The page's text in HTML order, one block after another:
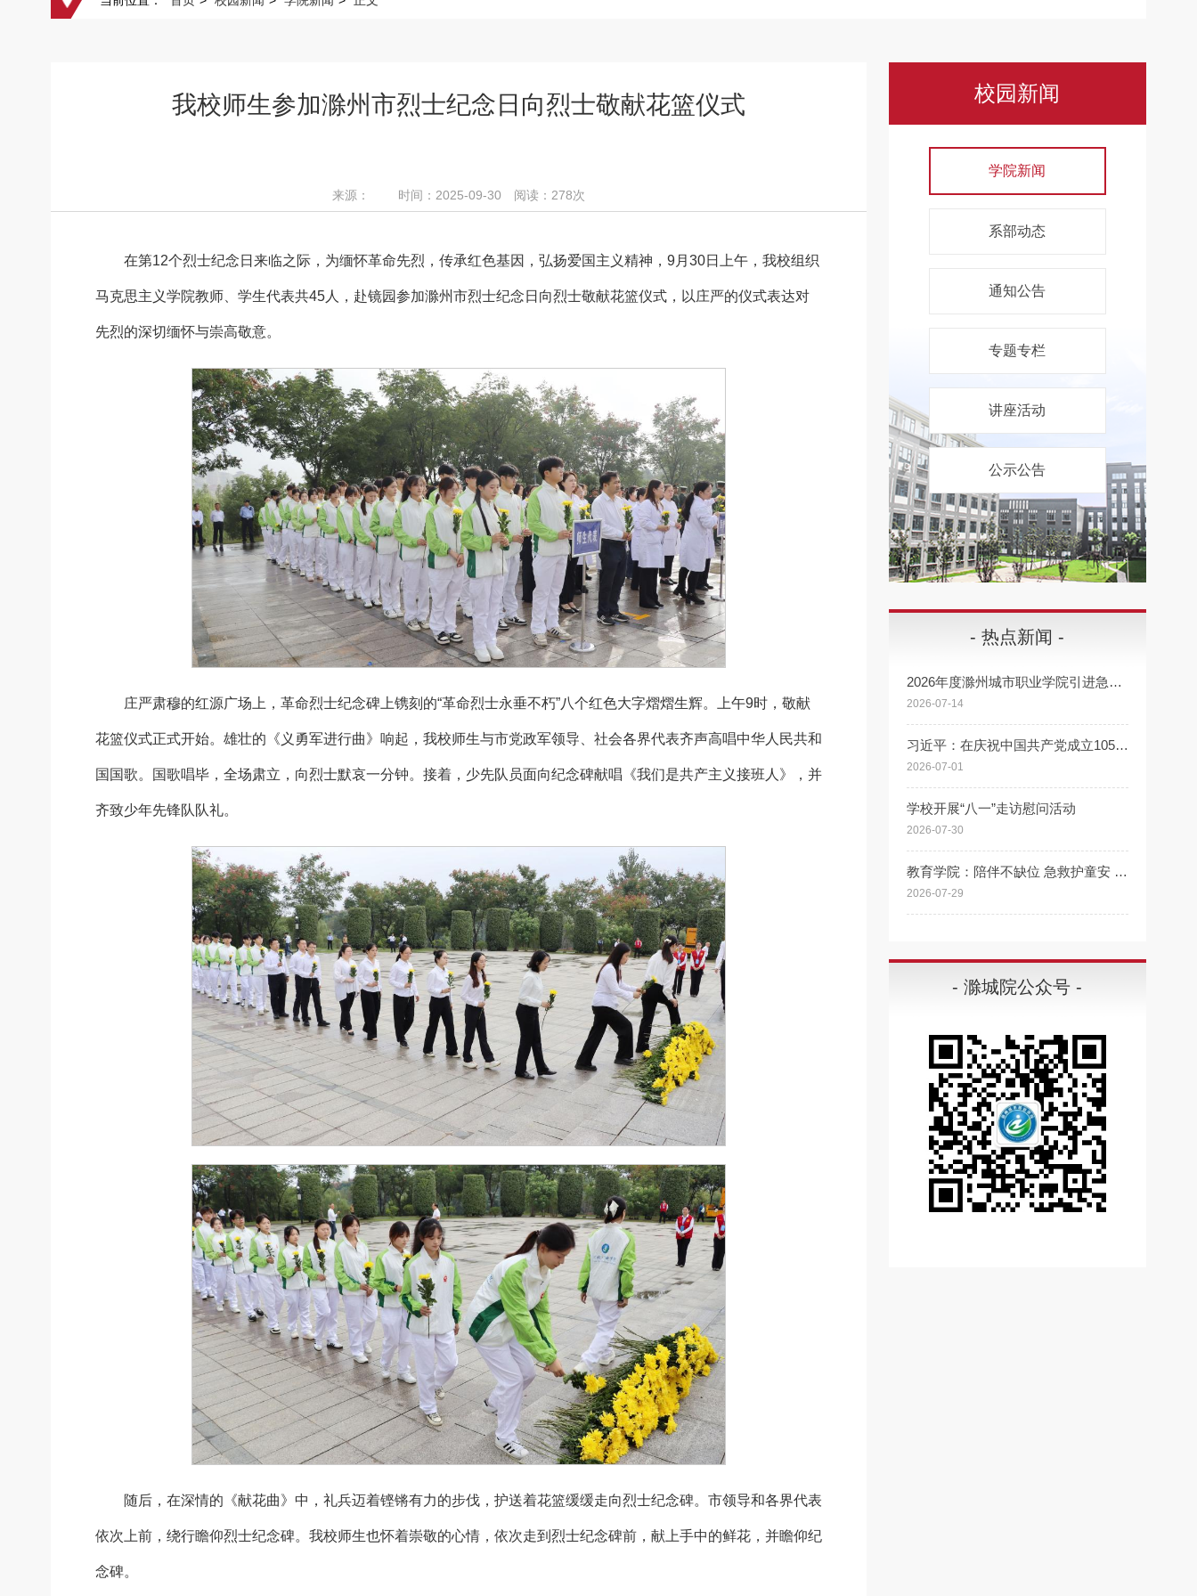
校园新闻
学院新闻
系部动态
通知公告
专题专栏
讲座活动
公示公告
- 热点新闻 -
2026年度滁州城市职业学院引进急需紧缺高层次人才公告
2026-07-14
习近平：在庆祝中国共产党成立105周年大会上的讲话
2026-07-01
学校开展“八一”走访慰问活动
2026-07-30
教育学院：陪伴不缺位 急救护童安 “好爸爸课堂”走进同乐社区开展专题授课
2026-07-29
- 滁城院公众号 -
我校师生参加滁州市烈士纪念日向烈士敬献花篮仪式
来源： 时间：2025-09-30 阅读： 278次
在第12个烈士纪念日来临之际，为缅怀革命先烈，传承红色基因，弘扬爱国主义精神，9月30日上午，我校组织
马克思主义学院教师、学生代表共45人，赴镜园参加滁州市烈士纪念日向烈士敬献花篮仪式，以庄严的仪式表达对
先烈的深切缅怀与崇高敬意。
庄严肃穆的红源广场上，革命烈士纪念碑上镌刻的“革命烈士永垂不朽”八个红色大字熠熠生辉。上午9时，敬献
花篮仪式正式开始。雄壮的《义勇军进行曲》响起，我校师生与市党政军领导、社会各界代表齐声高唱中华人民共和
国国歌。国歌唱毕，全场肃立，向烈士默哀一分钟。接着，少先队员面向纪念碑献唱《我们是共产主义接班人》，并
齐致少年先锋队队礼。
随后，在深情的《献花曲》中，礼兵迈着铿锵有力的步伐，护送着花篮缓缓走向烈士纪念碑。市领导和各界代表
依次上前，绕行瞻仰烈士纪念碑。我校师生也怀着崇敬的心情，依次走到烈士纪念碑前，献上手中的鲜花，并瞻仰纪
念碑。